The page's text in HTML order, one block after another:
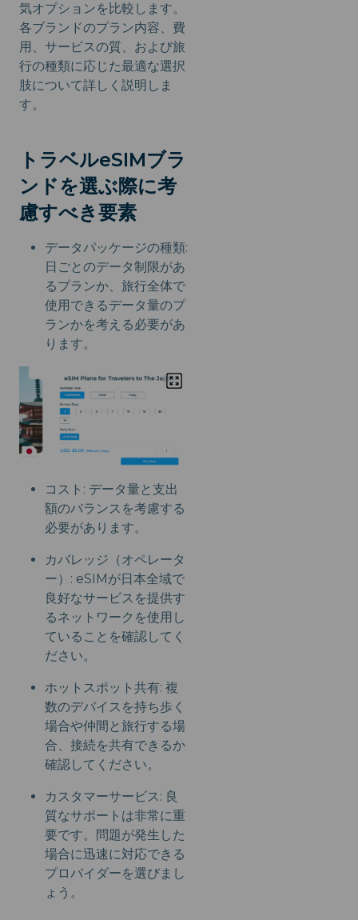
気オプションを比較します。
各ブランドのプラン内容、費
用、サービスの質、および旅
行の種類に応じた最適な選択
肢について詳しく説明しま
す。
トラベルeSIMブラ
ンドを選ぶ際に考
慮すべき要素
データパッケージの種類:
日ごとのデータ制限があ
るプランか、旅行全体で
使用できるデータ量のプ
ランかを考える必要があ
ります。
コスト: データ量と支出
額のバランスを考慮する
必要があります。
カバレッジ（オペレータ
ー）: eSIMが日本全域で
良好なサービスを提供す
るネットワークを使用し
ていることを確認してく
ださい。
ホットスポット共有: 複
数のデバイスを持ち歩く
場合や仲間と旅行する場
合、接続を共有できるか
確認してください。
カスタマーサービス: 良
質なサポートは非常に重
要です。問題が発生した
場合に迅速に対応できる
プロバイダーを選びまし
ょう。